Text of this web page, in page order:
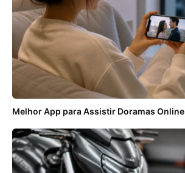
Melhor App para Assistir Doramas Online